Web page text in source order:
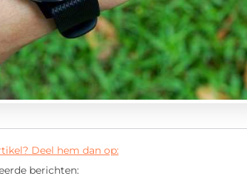
Deel hem dan op:
berichten: